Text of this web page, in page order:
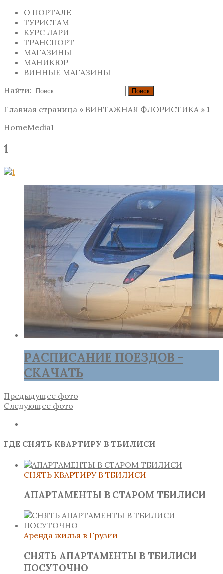
О ПОРТАЛЕ
ТУРИСТАМ
КУРС ЛАРИ
ТРАНСПОРТ
МАГАЗИНЫ
МАНИКЮР
ВИННЫЕ МАГАЗИНЫ
Найти:
Главная страница » ВИНТАЖНАЯ ФЛОРИСТИКА » 1
HomeMedia1
1
РАСПИСАНИЕ ПОЕЗДОВ -
СКАЧАТЬ
Предыдущее фото
Следующее фото
ГДЕ СНЯТЬ КВАРТИРУ В ТБИЛИСИ
СНЯТЬ КВАРТИРУ В ТБИЛИСИ
АПАРТАМЕНТЫ В СТАРОМ ТБИЛИСИ
Аренда жилья в Грузии
СНЯТЬ АПАРТАМЕНТЫ В ТБИЛИСИ
ПОСУТОЧНО